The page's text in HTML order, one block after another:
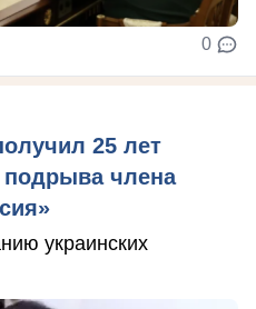
0
25 лет
подрыва члена
украинских